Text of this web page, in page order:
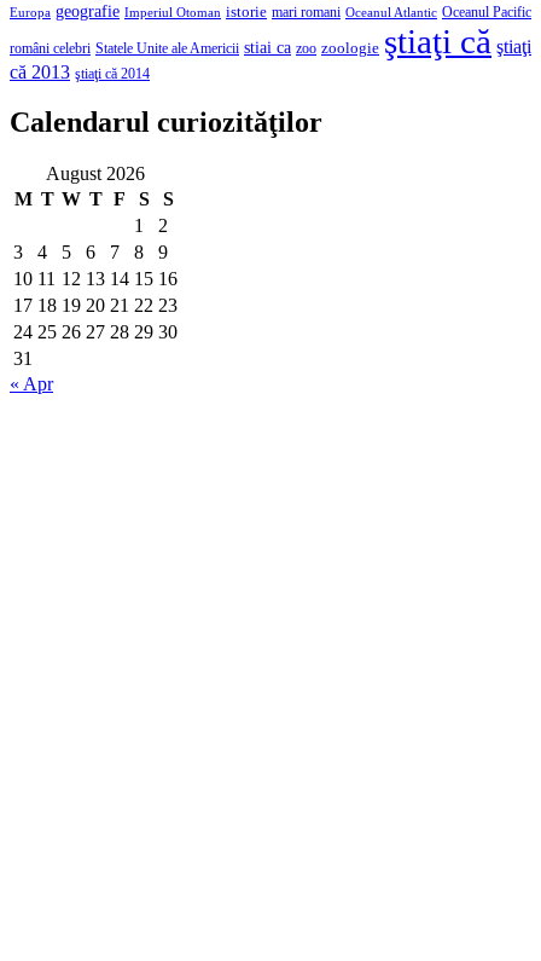
Europa geografie Imperiul Otoman istorie mari romani Oceanul Atlantic Oceanul Pacific
români celebri Statele Unite ale Americii stiai ca zoo zoologie ştiaţi că ştiaţi
că 2013 ştiaţi că 2014
Calendarul curiozităţilor
August 2026
M T W T F S
S
1
2
3
4 5 6 7 8
9
10 11 12 13 14 15 16
17 18 19 20 21 22 23
24 25 26 27 28 29 30
31
« Apr